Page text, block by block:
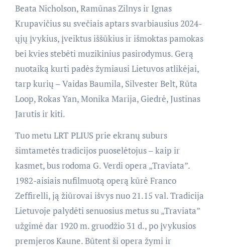
Beata Nicholson, Ramūnas Zilnys ir Ignas
Krupavičius su svečiais aptars svarbiausius 2024-
ųjų įvykius, įveiktus iššūkius ir išmoktas pamokas
bei kvies stebėti muzikinius pasirodymus. Gerą
nuotaiką kurti padės žymiausi Lietuvos atlikėjai,
tarp kurių – Vaidas Baumila, Silvester Belt, Rūta
Loop, Rokas Yan, Monika Marija, Giedrė, Justinas
Jarutis ir kiti.
Tuo metu LRT PLIUS prie ekranų suburs
šimtametės tradicijos puoselėtojus – kaip ir
kasmet, bus rodoma G. Verdi opera „Traviata”.
1982-aisiais nufilmuotą operą kūrė Franco
Zeffirelli, ją žiūrovai išvys nuo 21.15 val. Tradicija
Lietuvoje palydėti senuosius metus su „Traviata”
užgimė dar 1920 m. gruodžio 31 d., po įvykusios
premjeros Kaune. Būtent ši opera žymi ir